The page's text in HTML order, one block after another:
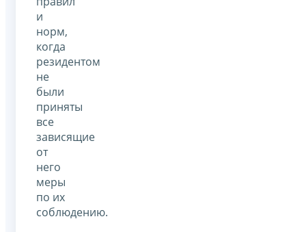
и
норм,
когда
резидентом
не
были
приняты
все
зависящие
от
него
меры
по их
соблюдению.